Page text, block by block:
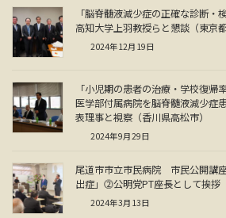
「脳脊髄液減少症の正確な診断・
高知大学上羽教授らと懇談（東京都
2024年12月19日
「小児期の患者の治療・学校復
医学部付属病院を脳脊髄液減少
表理事と視察（香川県高松市）
2024年9月29日
尾道市市立市民病院 市民公開講
出症」⓶公明党PT座長として挨拶
2024年3月13日